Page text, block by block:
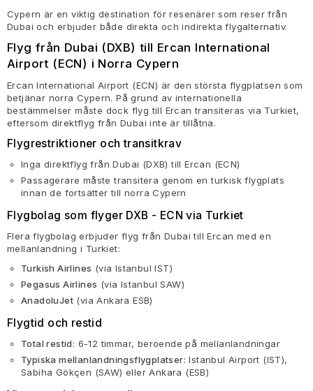
Cypern är en viktig destination för resenärer som reser från
Dubai och erbjuder både direkta och indirekta flygalternativ.
Flyg från Dubai (DXB) till Ercan International
Airport (ECN) i Norra Cypern
Ercan International Airport (ECN) är den största flygplatsen som
betjänar norra Cypern. På grund av internationella
bestämmelser måste dock flyg till Ercan transiteras via Turkiet,
eftersom direktflyg från Dubai inte är tillåtna.
Flygrestriktioner och transitkrav
Inga direktflyg från Dubai (DXB) till Ercan (ECN)
Passagerare måste transitera genom en turkisk flygplats
innan de fortsätter till norra Cypern
Flygbolag som flyger DXB - ECN via Turkiet
Flera flygbolag erbjuder flyg från Dubai till Ercan med en
mellanlandning i Turkiet:
Turkish Airlines (via Istanbul IST)
Pegasus Airlines (via Istanbul SAW)
AnadoluJet (via Ankara ESB)
Flygtid och restid
Total restid: 6-12 timmar, beroende på mellanlandningar
Typiska mellanlandningsflygplatser: Istanbul Airport (IST),
Sabiha Gökçen (SAW) eller Ankara (ESB)